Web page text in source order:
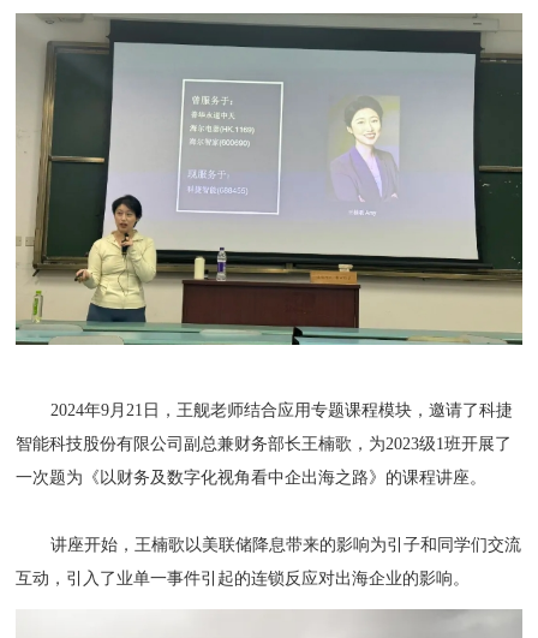
2024年9月21日，王舰老师结合应用专题课程模块，邀请了科捷
智能科技股份有限公司副总兼财务部长王楠歌，为2023级1班开展了
一次题为《以财务及数字化视⻆看中企出海之路》的课程讲座。
讲座开始，王楠歌以美联储降息带来的影响为引子和同学们交流
互动，引入了业单一事件引起的连锁反应对出海企业的影响。